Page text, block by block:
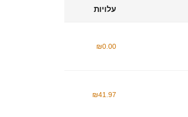
עלויות
₪0.00
₪41.97